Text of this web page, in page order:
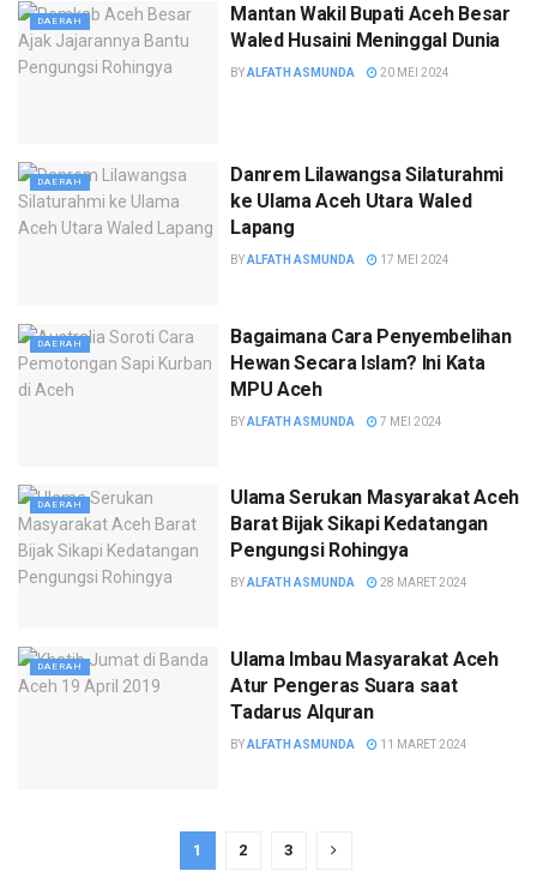
DAERAH
Mantan Wakil Bupati Aceh Besar
Waled Husaini Meninggal Dunia
BYALFATH ASMUNDA 20 MEI 2024
DAERAH
Danrem Lilawangsa Silaturahmi
ke Ulama Aceh Utara Waled
Lapang
BYALFATH ASMUNDA 17 MEI 2024
DAERAH
Bagaimana Cara Penyembelihan
Hewan Secara Islam? Ini Kata
MPU Aceh
BYALFATH ASMUNDA 7 MEI 2024
DAERAH
Ulama Serukan Masyarakat Aceh
Barat Bijak Sikapi Kedatangan
Pengungsi Rohingya
BYALFATH ASMUNDA 28 MARET 2024
DAERAH
Ulama Imbau Masyarakat Aceh
Atur Pengeras Suara saat
Tadarus Alquran
BYALFATH ASMUNDA 11 MARET 2024
1 2 3